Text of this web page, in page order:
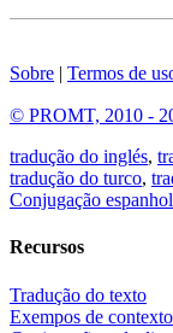
Sobre | Termos de
© PROMT, 2010 -
tradução do inglés,
tradução do turco,
Conjugação
Recursos
Tradução do texto
Exempos de contexto